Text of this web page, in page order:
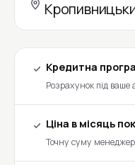
Кредитна
Розрахунок під ваше
Ціна в місяць
Точну суму